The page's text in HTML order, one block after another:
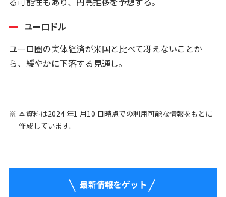
ユーロドル
ユーロ圏の実体経済が米国と比べて冴えないことか
ら、緩やかに下落する見通し。
本資料は2024 年1 月10 日時点での利用可能な情報をもとに
作成しています。
最新情報をゲット